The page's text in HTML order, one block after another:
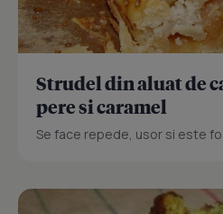
Strudel din aluat de
pere si caramel
Se face repede, usor si este